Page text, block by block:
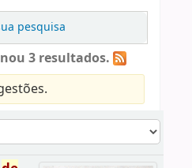
pesquisa
3 resultados.